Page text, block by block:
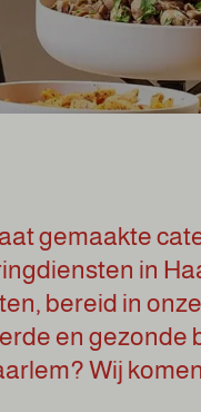
gemaakte
in
bereid in
en gezonde
Wij